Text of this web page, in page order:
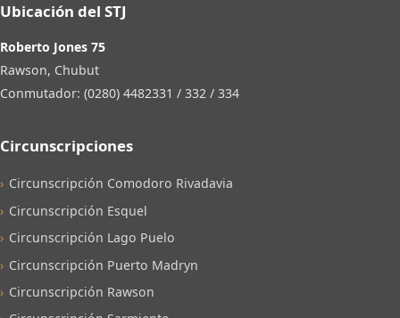
Ubicación del STJ
Roberto Jones 75
Rawson, Chubut
Conmutador: (0280) 4482331 / 332 / 334
Circunscripciones
Circunscripción Comodoro Rivadavia
Circunscripción Esquel
Circunscripción Lago Puelo
Circunscripción Puerto Madryn
Circunscripción Rawson